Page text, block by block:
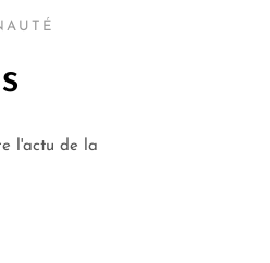
l'actu de la